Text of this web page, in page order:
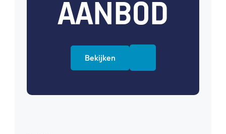
AANBOD
Bekijken